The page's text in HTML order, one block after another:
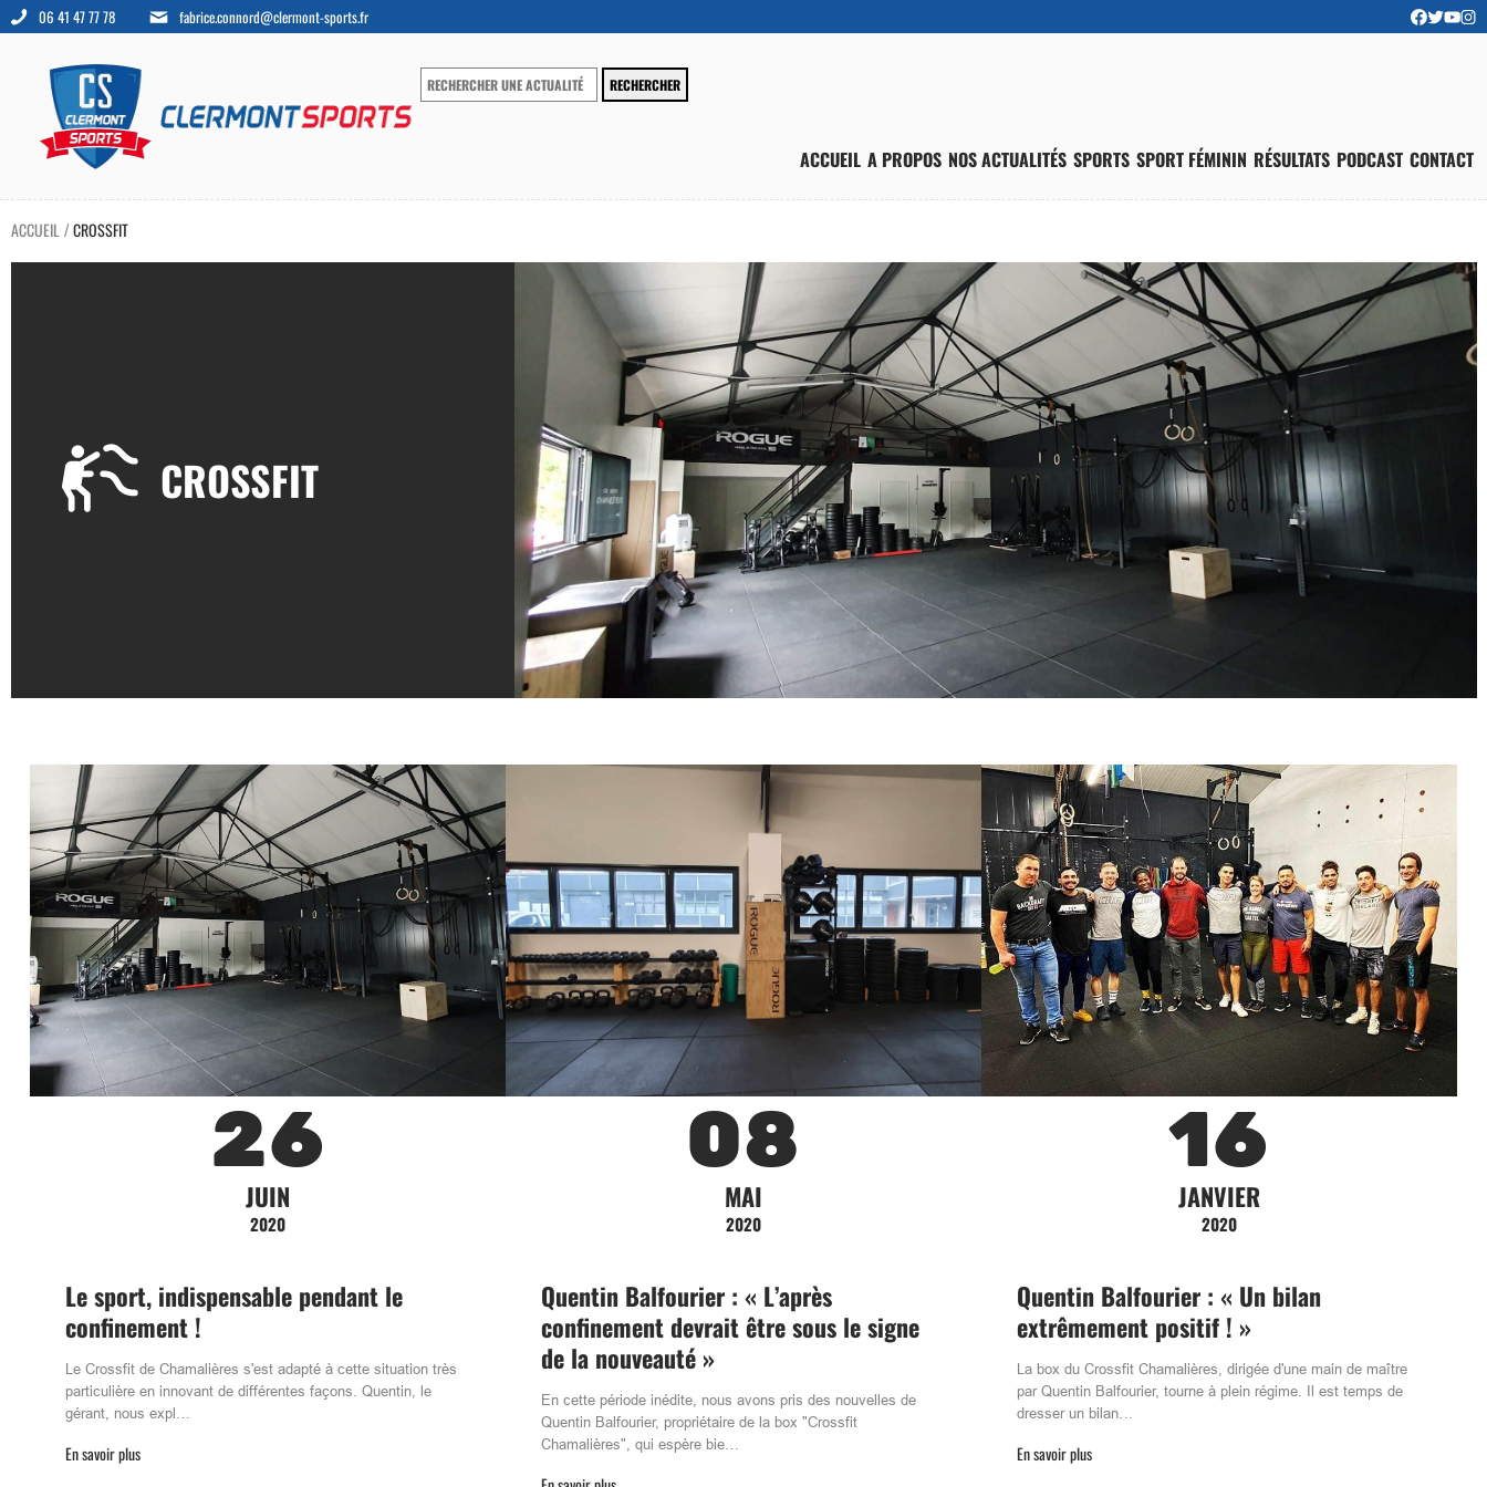
06 41 47 77 78 fabrice.connord@clermont-sports.fr
ACCUEIL A PROPOS NOS ACTUALITÉS SPORTS SPORT FÉMININ RÉSULTATS PODCAST CONTACT
ACCUEIL /CROSSFIT
CROSSFIT
26
JUIN
2020
Le sport, indispensable pendant le
confinement !
Le Crossfit de Chamalières s'est adapté à cette situation très
particulière en innovant de différentes façons. Quentin, le
gérant, nous expl…
En savoir plus
08
MAI
2020
Quentin Balfourier : « L’après
confinement devrait être sous le signe
de la nouveauté »
En cette période inédite, nous avons pris des nouvelles de
Quentin Balfourier, propriétaire de la box "Crossfit
Chamalières", qui espère bie…
16
JANVIER
2020
Quentin Balfourier : « Un bilan
extrêmement positif ! »
La box du Crossfit Chamalières, dirigée d'une main de maître
par Quentin Balfourier, tourne à plein régime. Il est temps de
dresser un bilan…
En savoir plus